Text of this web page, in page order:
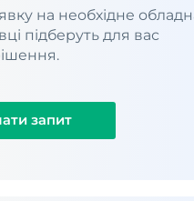
на необхідне
підберуть для вас
запит